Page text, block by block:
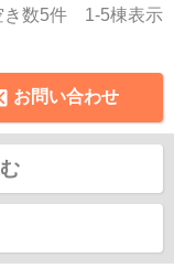
数5件 1-5棟表示
お問い合わせ